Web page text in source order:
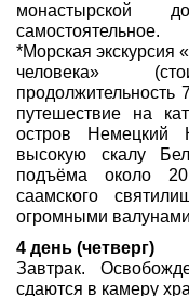
монастырской
самостоятельное.
*Морская экскурсия
человека»
продолжительность
путешествие на
остров Немецкий
высокую скалу
подъёма около
саамского
огромными
4 день (четверг)
Завтрак.
сдаются в камеру